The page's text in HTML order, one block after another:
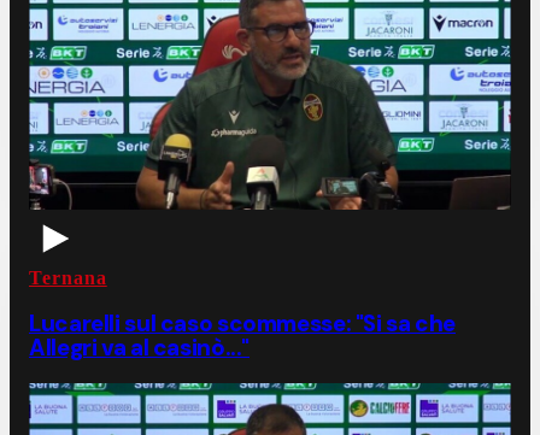
Ternana
Lucarelli sul caso scommesse: "Si sa che
Allegri va al casinò..."